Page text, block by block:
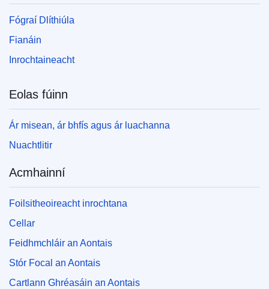
Fógraí Dlíthiúla
Fianáin
Inrochtaineacht
Eolas fúinn
Ár misean, ár bhfís agus ár luachanna
Nuachtlitir
Acmhainní
Foilsitheoireacht inrochtana
Cellar
Feidhmchláir an Aontais
Stór Focal an Aontais
Cartlann Ghréasáin an Aontais